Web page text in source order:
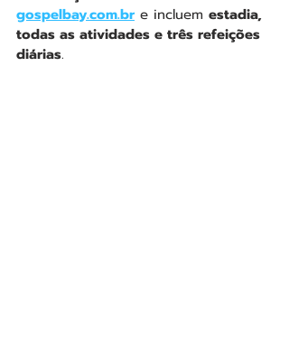
gospelbay.com.br e incluem estadia,
todas as atividades e três refeições
diárias.